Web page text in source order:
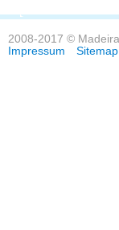
Kontakt
2008-2017 ©
Impressum
Sitemap